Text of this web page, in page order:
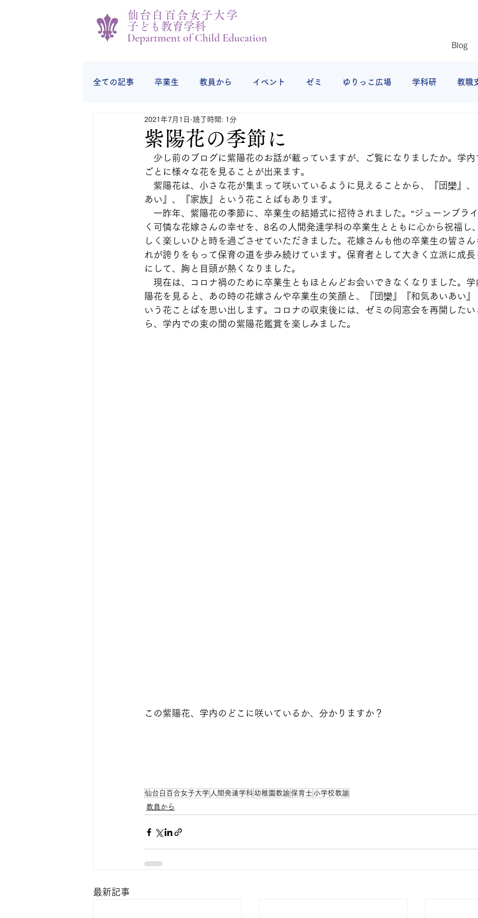
仙台白百合女子大学
子ども教育学科
Department of Child Education
Blog
全ての記事 卒業生 教員から イベント ゼミ ゆりっこ広場 学科研 教職
学生の様子 学生から 授業の様子
紫陽花の季節に
2021年7月1日 読了時間: 1分
少し前のブログに紫陽花のお話が載っていますが、ご覧になりましたか。学内
ごとに様々な花を見ることが出来ます。
紫陽花は、小さな花が集まって咲いているように見えることから、『団欒』、
あい』、『家族』という花ことばもあります。
一昨年、紫陽花の季節に、卒業生の結婚式に招待されました。“ジューンブライ
く可憐な花嫁さんの幸せを、8名の人間発達学科の卒業生とともに心から祝福し
しく楽しいひと時を過ごさせていただきました。花嫁さんも他の卒業生の皆さん
れが誇りをもって保育の道を歩み続けています。保育者として大きく立派に成長
にして、胸と目頭が熱くなりました。
現在は、コロナ禍のために卒業生ともほとんどお会いできなくなりました。学
陽花を見ると、あの時の花嫁さんや卒業生の笑顔と、『団欒』『和気あいあい』
いう花ことばを思い出します。コロナの収束後には、ゼミの同窓会を再開した
ら、学内での束の間の紫陽花鑑賞を楽しみました
この紫陽花、学内のどこに咲いているか、分かりますか？
仙台白百合女子大学 人間発達学科幼稚園教諭保育士 小学校教諭
教員から
最新記事